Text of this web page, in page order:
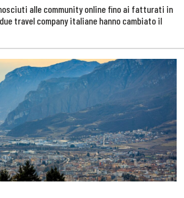
alle community online fino ai fatturati in
travel company italiane hanno cambiato il